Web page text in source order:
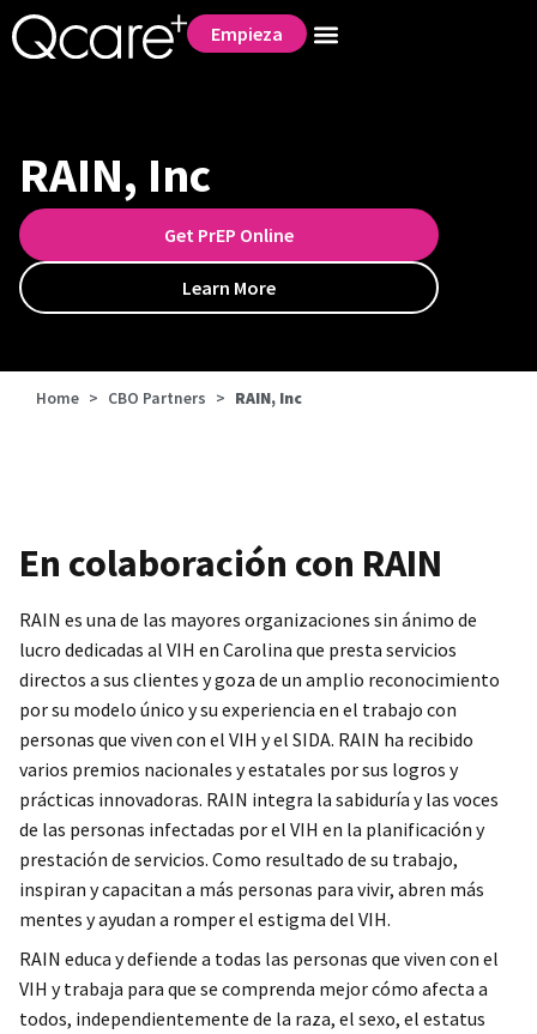
Empieza
RAIN, Inc
Get PrEP Online
Learn More
Home > CBO Partners > RAIN, Inc
En colaboración con RAIN
RAIN es una de las mayores organizaciones sin ánimo de
lucro dedicadas al VIH en Carolina que presta servicios
directos a sus clientes y goza de un amplio reconocimiento
por su modelo único y su experiencia en el trabajo con
personas que viven con el VIH y el SIDA. RAIN ha recibido
varios premios nacionales y estatales por sus logros y
prácticas innovadoras. RAIN integra la sabiduría y las voces
de las personas infectadas por el VIH en la planificación y
prestación de servicios. Como resultado de su trabajo,
inspiran y capacitan a más personas para vivir, abren más
mentes y ayudan a romper el estigma del VIH.
RAIN educa y defiende a todas las personas que viven con el
VIH y trabaja para que se comprenda mejor cómo afecta a
todos, independientemente de la raza, el sexo, el estatus